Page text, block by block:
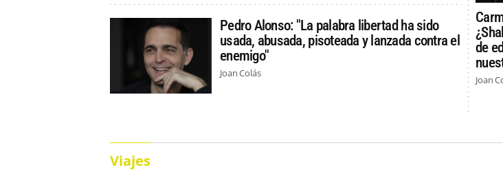
Pedro Alonso: "La palabra libertad ha sido
usada, abusada, pisoteada y lanzada contra el
enemigo"
Joan Colás
de
Joan
Viajes